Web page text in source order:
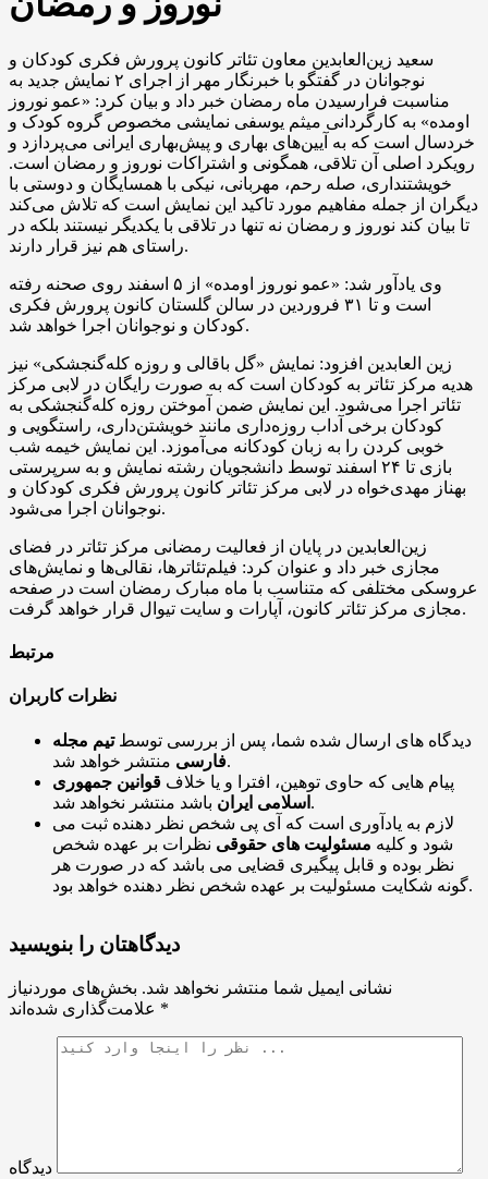
سعید زین‌العابدین معاون تئاتر کانون پرورش فکری کودکان و
نوجوانان در گفتگو با خبرنگار مهر از اجرای ۲ نمایش جدید به
مناسبت فرارسیدن ماه رمضان خبر داد و بیان کرد: «عمو نوروز
اومده» به کارگردانی میثم یوسفی نمایشی مخصوص گروه کودک و
خردسال است که به آیین‌های بهاری و پیش‌بهاری ایرانی می‌پردازد و
رویکرد اصلی آن تلاقی، همگونی و اشتراکات نوروز و رمضان است.
خویشتنداری، صله رحم، مهربانی، نیکی با همسایگان و دوستی با
دیگران از جمله مفاهیم مورد تاکید این نمایش است که تلاش می‌کند
تا بیان کند نوروز و رمضان نه تنها در تلاقی با یکدیگر نیستند بلکه در
راستای هم نیز قرار دارند.
وی یادآور شد: «عمو نوروز اومده
» از ۵ اسفند روی صحنه رفته
است و تا ۳۱ فروردین در سالن گلستان کانون پرورش فکری
کودکان و نوجوانان اجرا خواهد شد.
زین العابدین افزود: نمایش «گل باقالی و روزه کله‌گنجشکی» نیز
هدیه مرکز تئاتر به کودکان است که به صورت رایگان در لابی مرکز
تئاتر اجرا می‌شود. این نمایش ضمن آموختن روزه کله‌گنجشکی به
کودکان برخی آداب روزه‌داری مانند خویشتن‌داری، راستگویی و
خوبی کردن را به زبان کودکانه می‌آموزد. این نمایش خیمه شب
بازی تا ۲۴ اسفند توسط دانشجویان رشته نمایش و به سرپرستی
بهناز مهدی‌خواه در لابی مرکز تئاتر کانون پرورش فکری کودکان و
نوجوانان اجرا می‌شود.
زین‌العابدین در پایان از فعالیت رمضانی مرکز تئاتر در فضای
مجازی خبر داد و عنوان کرد: فیلم‌تئاترها، نقالی‌ها و نمایش‌های
عروسکی مختلفی که متناسب با ماه مبارک رمضان است در صفحه
مجازی مرکز تئاتر کانون، آپارات و سایت تیوال قرار خواهد گرفت.
مرتبط
نظرات کاربران
دیدگاه های ارسال شده شما، پس از بررسی توسطتیم مجله
فارسیمنتشر خواهد شد.
پیام هایی که حاوی توهین، افترا و یا خلاف قوانین جمهوری
اسلامی ایران باشد منتشر نخواهد شد.
لازم به یادآوری است که آی پی شخص نظر دهنده ثبت می
شود و کلیه مسئولیت های حقوقی نظرات بر عهده شخص
نظر بوده و قابل پیگیری قضایی می باشد که در صورت هر
گونه شکایت مسئولیت بر عهده شخص نظر دهنده خواهد بود.
دیدگاهتان را بنویسید
نشانی ایمیل شما منتشر نخواهد شد. بخش‌های موردنیاز
*
دیدگاه